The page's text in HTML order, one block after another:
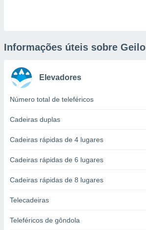
únicos
e
este sitio
de
seus
Informações úteis sobre Geilo
Elevadores
Número total de teleféricos
Cadeiras duplas
Cadeiras rápidas de 4 lugares
Cadeiras rápidas de 6 lugares
Cadeiras rápidas de 8 lugares
Telecadeiras
Teleféricos de gôndola